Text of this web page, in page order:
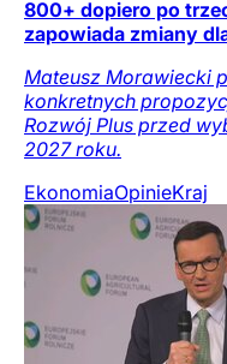
800+ dopiero po
zapowiada zmiany
Mateusz Morawiecki
konkretnych
Rozwój Plus przed
2027 roku.
EkonomiaOpinieKraj